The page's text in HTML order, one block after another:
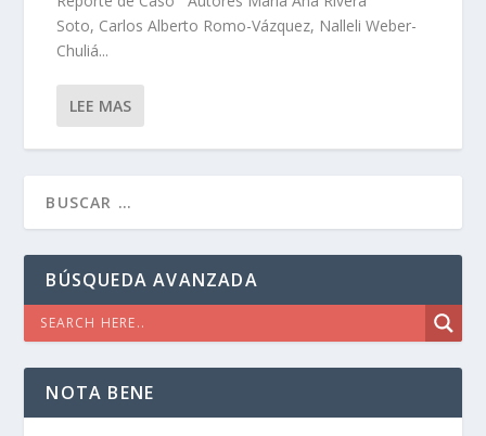
Soto, Carlos Alberto Romo-Vázquez, Nalleli Weber-
Chuliá...
LEE MAS
BÚSQUEDA AVANZADA
NOTA BENE